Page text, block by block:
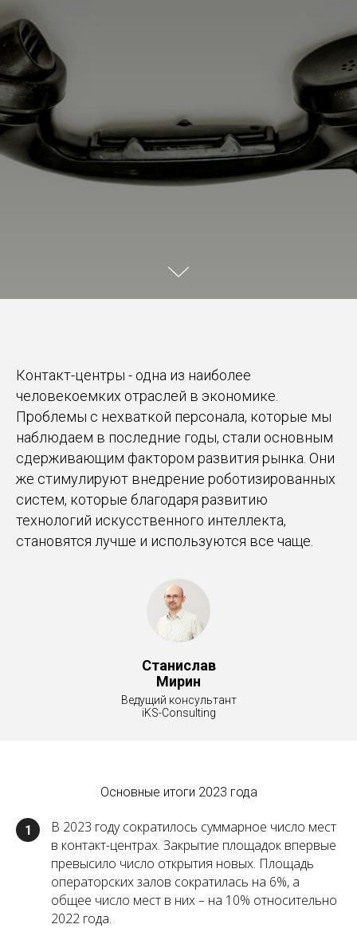
Контакт-центры - одна из наиболее
человекоемких отраслей в экономике.
Проблемы с нехваткой персонала, которые мы
наблюдаем в последние годы, стали основным
сдерживающим фактором развития рынка. Они
же стимулируют внедрение роботизированных
систем, которые благодаря развитию
технологий искусственного интеллекта,
становятся лучше и используются все чаще.
Станислав
Мирин
Ведущий консультант
iKS-Consulting
Основные итоги 2023 года
1
В 2023 году сократилось суммарное число мест
в контакт-центрах. Закрытие площадок впервые
превысило число открытия новых. Площадь
операторских залов сократилась на 6%, а
общее число мест в них – на 10% относительно
2022 года.